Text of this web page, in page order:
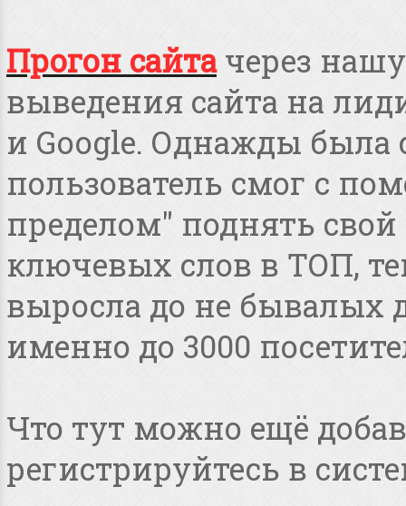
Прогон сайта через
выведения сайта на
и Google. Однажды была
пользователь смог с
пределом" поднять свой
ключевых слов в ТОП,
выросла до не бывалых
именно до 3000
Что тут можно ещё
регистрируйтесь в